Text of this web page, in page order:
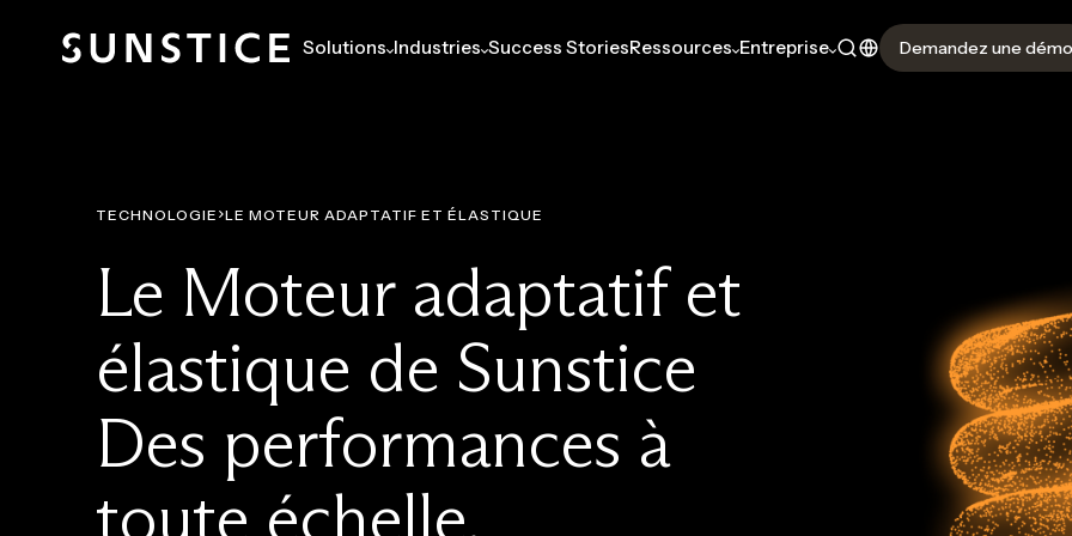
Solutions Industries Success StoriesRessources Entreprise Demandez une démo
TECHNOLOGIE LE MOTEUR ADAPTATIF ET ÉLASTIQUE
Le Moteur adaptatif et
élastique de Sunstice
Des performances à
toute échelle.